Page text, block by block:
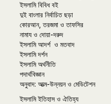
ইসলামি বিবিধ বই
দুই বাংলার নির্বাচিত ছড়া
কোরআন, তরজমা ও তাফসির
নামায ও দোয়া-দরুদ
ইসলামি আদর্শ ও মতবাদ
ইসলামি দর্শন
ইসলামি অর্থনীতি
পদার্থবিজ্ঞান
অনুবাদ: আত্ম-উন্নয়ন ও মেডিটেশন
ইসলামি ইতিহাস ও ঐতিহ্য